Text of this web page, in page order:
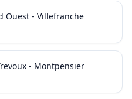
Ouest - Villefranche
- Montpensier